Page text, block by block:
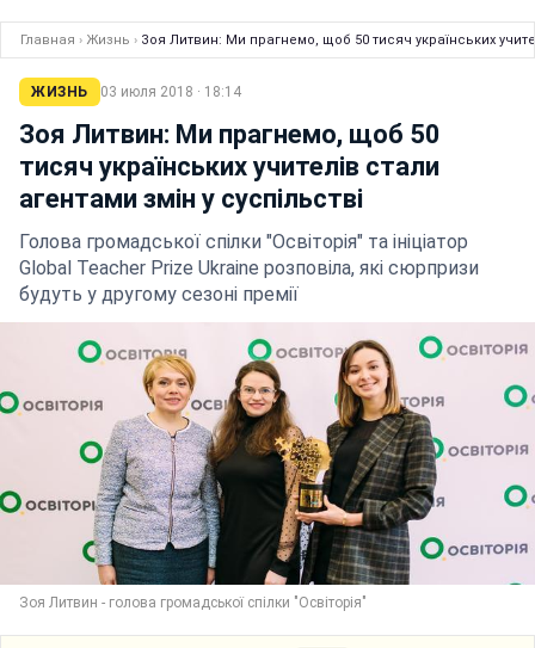
Главная › Жизнь › Зоя Литвин: Ми прагнемо, щоб 50 тисяч українських
ЖИЗНЬ 03 июля 2018 · 18:14
Зоя Литвин: Ми прагнемо, щоб 50
тисяч українських учителів стали
агентами змін у суспільстві
Голова громадської спілки "Освіторія" та ініціатор
Global Teacher Prize Ukraine розповіла, які сюрпризи
будуть у другому сезоні премії
Зоя Литвин - голова громадської спілки "Освіторія"